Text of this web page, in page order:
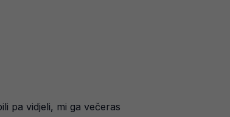
pa vidjeli, mi ga večeras